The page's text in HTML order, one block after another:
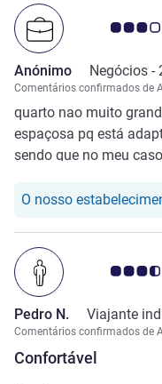
Nota
Anónimo Negócios -
Comentários confirmados de
quarto nao muito
espaçosa pq está
sendo que no meu
pequeno almoço
O nosso
Confortável
Nota
Pedro N. Viajante
Comentários confirmados de